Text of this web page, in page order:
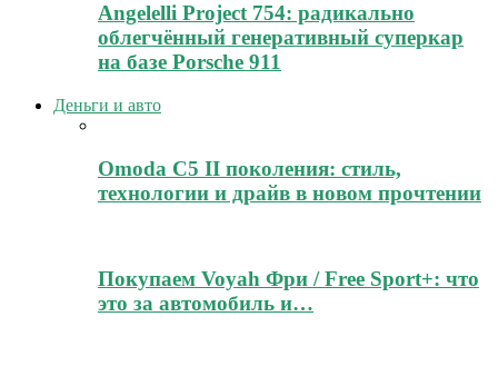
Angelelli Project 754: радикально
облегчённый генеративный суперкар
на базе Porsche 911
Деньги и авто
Omoda C5 II поколения: стиль,
технологии и драйв в новом прочтении
Покупаем Voyah Фри / Free Sport+: что
это за автомобиль и…